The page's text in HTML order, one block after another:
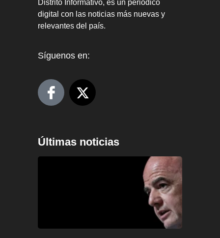
Distrito Informativo, es un periódico
digital con las noticias más nuevas y
relevantes del país.
Síguenos en:
Últimas noticias